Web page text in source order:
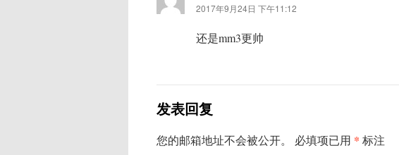
2017年9月24日 下午11:12
还是mm3更帅
发表回复
您的邮箱地址不会被公开。 必填项已用 * 标注